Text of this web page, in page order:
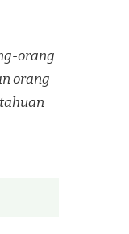
orang
orang-